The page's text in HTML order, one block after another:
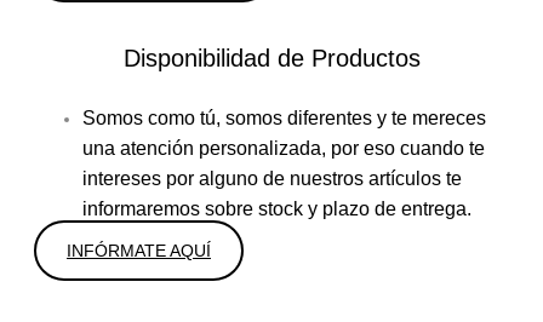
Disponibilidad de Productos
Somos como tú, somos diferentes y te mereces
una atención personalizada, por eso cuando te
intereses por alguno de nuestros artículos te
informaremos sobre stock y plazo de entrega.
INFÓRMATE AQUÍ